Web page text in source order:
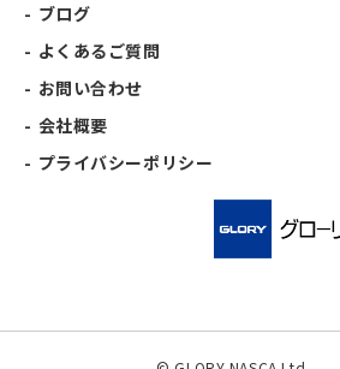
ブログ
よくあるご質問
お問い合わせ
会社概要
プライバシーポリシー